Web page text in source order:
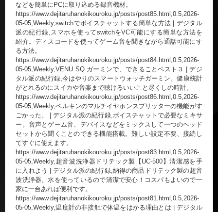
などを簡単にPCに取り込める録音機材。
https://www.dejitaruhanokikouroku.jp/posts/post85.html,0.5,2026-
05-05,Weekly,switchでボイスチャットする簡単な方法 | デジタル
派の紀行録,スマホを使ってswitchをVC可能にする簡単な方法を
紹介。ディスコードを使ってゲーム音を聞きながら通話可能にす
る方法。
https://www.dejitaruhanokikouroku.jp/posts/post84.html,0.5,2026-
05-05,Weekly,VENU SQ ガーミンで、できることベスト３ | デジ
タル派の紀行録,今はやりのスマートウォッチガーミン。健康統計
がとれるのにスイカや音楽まで聴けるいいこと尽くしの時計。
https://www.dejitaruhanokikouroku.jp/posts/post86.html,0.5,2026-
05-05,Weekly,ベルキンのマルチイヤホンスプリッターの機能がす
ごかった。 | デジタル派の紀行録,ボイスチャットで必要なミキサ
ー。音声とゲーム音、デバイスなどをミックスして一つのヘッド
セットから聞くことのできる機能搭載。難しい設定不要、接続し
てすぐに使えます。
https://www.dejitaruhanokikouroku.jp/posts/post83.html,0.5,2026-
05-05,Weekly,超音波洗浄器ドリテック製【UC-500】清潔感を手
に入れよう | デジタル派の紀行録,納得の商品ドリテック製の超音
波洗浄器。水を使っているので清潔で安心！コスパもよいので一
家に一台あれば便利です。
https://www.dejitaruhanokikouroku.jp/posts/post81.html,0.5,2026-
05-05,Weekly,温度計の非接触で体温をはかる理由とは | デジタル